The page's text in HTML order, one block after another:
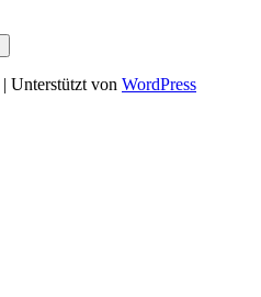
| Unterstützt von WordPress